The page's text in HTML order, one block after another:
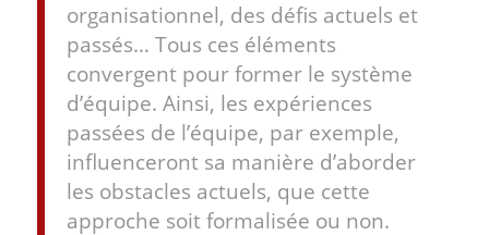
organisationnel, des défis actuels et
passés… Tous ces éléments
convergent pour former le système
d’équipe. Ainsi, les expériences
passées de l’équipe, par exemple,
influenceront sa manière d’aborder
les obstacles actuels, que cette
approche soit formalisée ou non.